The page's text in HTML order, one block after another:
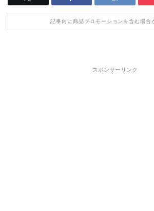
記事内に商品プロモーションを含む場合
スポンサーリンク